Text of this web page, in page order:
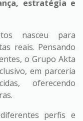
estratégia e
nasceu para
reais. Pensando
o Grupo Akta
em parceria
oferecendo
perfis e